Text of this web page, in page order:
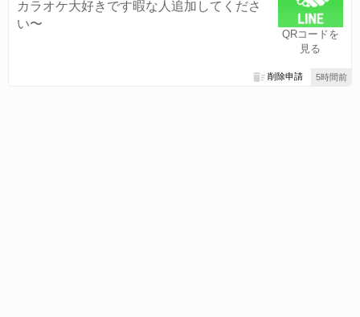
QRコードを
見る
カラオケ大好きです暇な人追加してくださ
い〜
5時間前
削除申請